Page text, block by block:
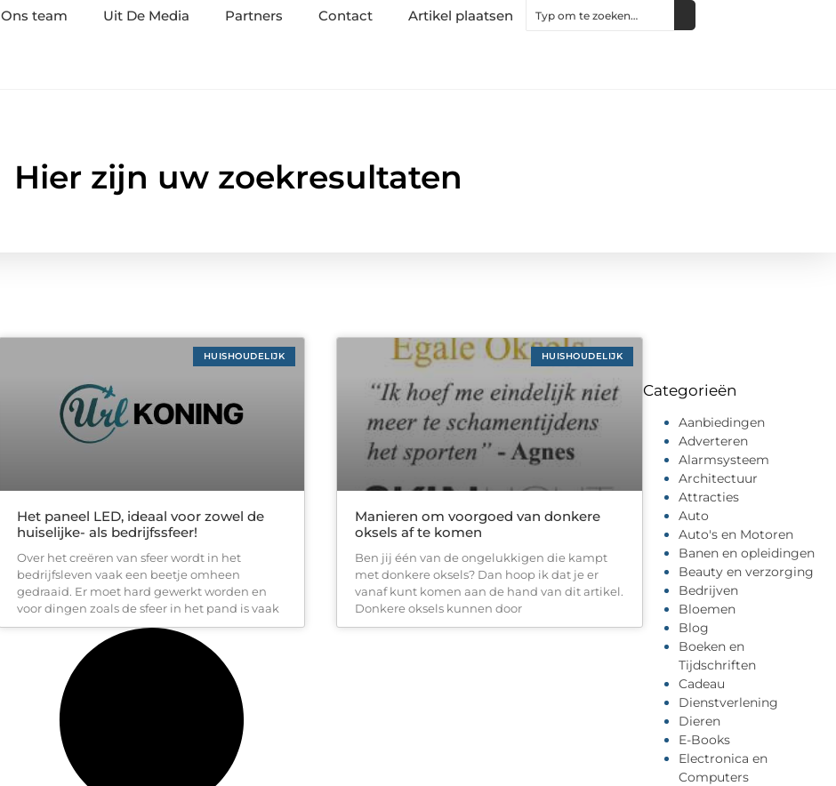
Ons team Uit De Media Partners Contact Artikel plaatsen
Hier zijn uw zoekresultaten
HUISHOUDELIJK
Het paneel LED, ideaal voor zowel de
huiselijke- als bedrijfssfeer!
Over het creëren van sfeer wordt in het
bedrijfsleven vaak een beetje omheen
gedraaid. Er moet hard gewerkt worden en
voor dingen zoals de sfeer in het pand is vaak
HUISHOUDELIJK
Manieren om voorgoed van donkere
oksels af te komen
Ben jij één van de ongelukkigen die kampt
met donkere oksels? Dan hoop ik dat je er
vanaf kunt komen aan de hand van dit artikel.
Donkere oksels kunnen door
Categorieën
Aanbiedingen
Adverteren
Alarmsysteem
Architectuur
Attracties
Auto
Auto's en Motoren
Banen en opleidingen
Beauty en verzorging
Bedrijven
Bloemen
Blog
Boeken en
Tijdschriften
Cadeau
Dienstverlening
Dieren
E-Books
Electronica en
Computers